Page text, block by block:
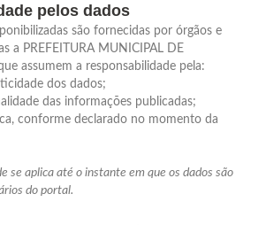
pelos dados
são fornecidas por órgãos e
a PREFEITURA MUNICIPAL DE
assumem a responsabilidade pela:
dos dados;
das informações publicadas;
conforme declarado no momento da
se aplica até o instante em que os dados são
do portal.